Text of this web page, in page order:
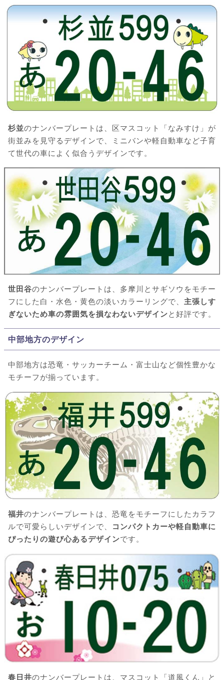
杉並のナンバープレートは、区マスコット「なみすけ」が
街並みを見守るデザインで、ミニバンや軽自動車など子育
て世代の車によく似合うデザインです。
世田谷のナンバープレートは、多摩川とサギソウをモチー
フにした白・水色・黄色の淡いカラーリングで、 主張しす
ぎないため車の雰囲気を損なわないデザインと好評です。
中部地方のデザイン
中部地方は恐竜・サッカーチーム・富士山など個性豊かな
モチーフが揃っています。
福井のナンバープレートは、恐竜をモチーフにしたカラフ
ルで可愛らしいデザインで、
コンパクトカーや軽自動車に
ぴったりの遊び心あるデザインです。
春日井のナンバープレートは、マスコット「道風くん」と